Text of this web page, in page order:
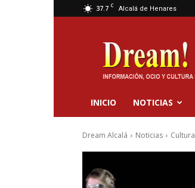
37.7 C Alcalá de Henares
Dream
Alcalá
INICIO NOTICIAS
Dream Alcalá Noticias Cultura